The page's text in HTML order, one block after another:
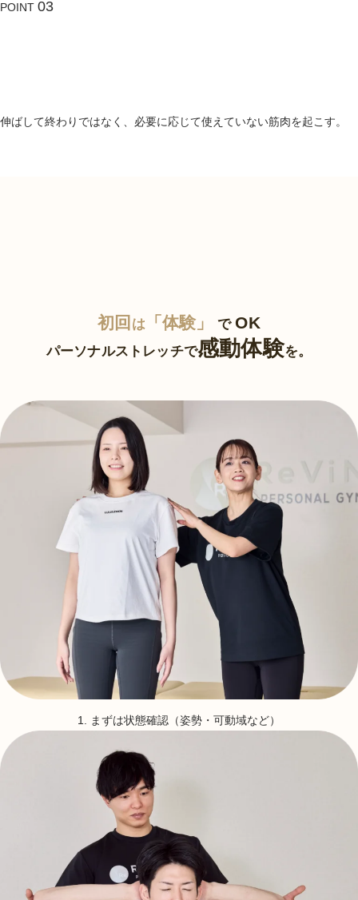
POINT 03
伸ばして終わりではなく、必要に応じて使えていない筋肉を起こす。
初回 は 「体験」 でOK
パーソナルストレッチで感動体験を。
1. まずは状態確認（姿勢・可動域など）